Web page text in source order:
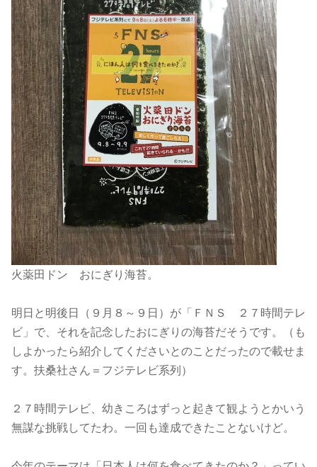
火薬田ドン おにぎり海苔。
明日と明後日（９月８～９日）が「ＦＮＳ ２７時間テレ
ビ」で、それを記念したおにぎりの海苔だそうです。（も
しよかったら紹介してくださいとのことだったので載せま
す。扶桑社さん＝フジテレビ系列）
２７時間テレビ、幼きころはずっと起きて観ようとかいう
無謀な挑戦してたわ。一回も達成できたことないけど。